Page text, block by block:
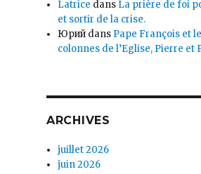
Latrice dans La prière de foi
et sortir de la crise.
Юрий dans Pape François et
colonnes de l’Eglise, Pierre et
ARCHIVES
juillet 2026
juin 2026